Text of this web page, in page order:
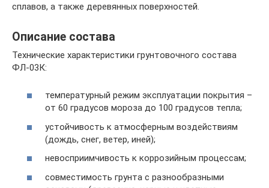
сплавов, а также деревянных поверхностей.
Описание состава
Технические характеристики грунтовочного состава
ФЛ-03К:
температурный режим эксплуатации покрытия –
от 60 градусов мороза до 100 градусов тепла;
устойчивость к атмосферным воздействиям
(дождь, снег, ветер, иней);
невосприимчивость к коррозийным процессам;
совместимость грунта с разнообразными